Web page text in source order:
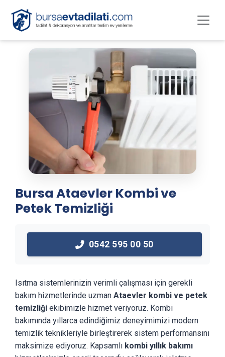
Bursa Ataevler Kombi ve
Petek Temizliği
0542 595 00 50
Isıtma sistemlerinizin verimli çalışması için gerekli
bakım hizmetlerinde uzman Ataevler kombi ve petek
temizliği ekibimizle hizmet veriyoruz. Kombi
bakımında yıllarca edindiğimiz deneyimimizi modern
temizlik teknikleriyle birleştirerek sistem performansını
maksimize ediyoruz. Kapsamlı kombi yıllık bakımı